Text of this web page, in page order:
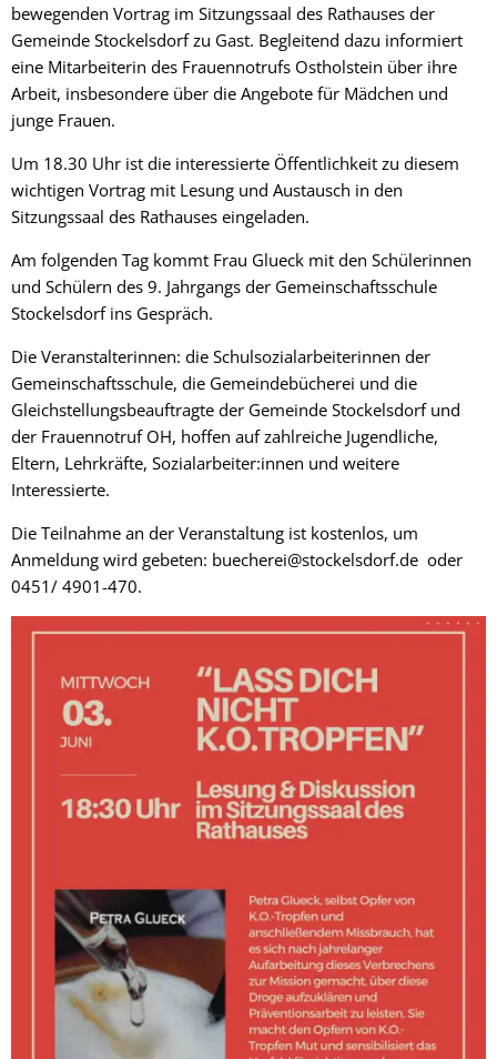
bewegenden Vortrag im Sitzungssaal des Rathauses der
Gemeinde Stockelsdorf zu Gast. Begleitend dazu informiert
eine Mitarbeiterin des Frauennotrufs Ostholstein über ihre
Arbeit, insbesondere über die Angebote für Mädchen und
junge Frauen.
Um 18.30 Uhr ist die interessierte Öffentlichkeit zu diesem
wichtigen Vortrag mit Lesung und Austausch in den
Sitzungssaal des Rathauses eingeladen.
Am folgenden Tag kommt Frau Glueck mit den Schülerinnen
und Schülern des 9. Jahrgangs der Gemeinschaftsschule
Stockelsdorf ins Gespräch.
Die Veranstalterinnen: die Schulsozialarbeiterinnen der
Gemeinschaftsschule, die Gemeindebücherei und die
Gleichstellungsbeauftragte der Gemeinde Stockelsdorf und
der Frauennotruf OH, hoffen auf zahlreiche Jugendliche,
Eltern, Lehrkräfte, Sozialarbeiter:innen und weitere
Interessierte.
Die Teilnahme an der Veranstaltung ist kostenlos, um
Anmeldung wird gebeten: buecherei@stockelsdorf.de oder
0451/ 4901-470.